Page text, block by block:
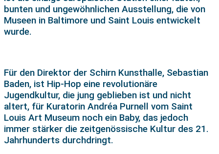
bunten und ungewöhnlichen Ausstellung, die von
Museen in Baltimore und Saint Louis entwickelt
wurde.
Für den Direktor der Schirn Kunsthalle, Sebastian
Baden, ist Hip-Hop eine revolutionäre
Jugendkultur, die jung geblieben ist und nicht
altert, für Kuratorin Andréa Purnell vom Saint
Louis Art Museum noch ein Baby, das jedoch
immer stärker die zeitgenössische Kultur des 21.
Jahrhunderts durchdringt.